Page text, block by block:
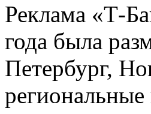
Реклама «Т-
года была
Петербург,